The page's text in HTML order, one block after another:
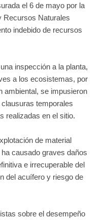
el 6 de mayo por la
Recursos Naturales
indebido de recursos
inspección a la planta,
a los ecosistemas, por
ambiental, se impusieron
temporales
realizadas en el sitio.
de material
causado graves daños
e irrecuperable del
del acuífero y riesgo de
sobre el desempeño